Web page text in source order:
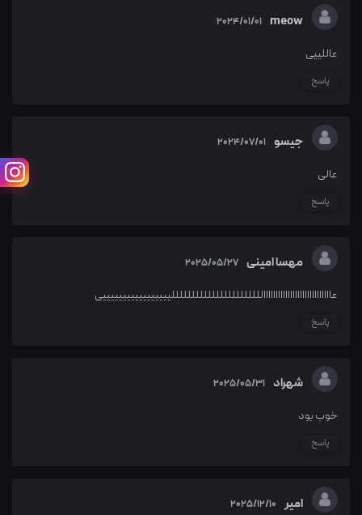
meow
2024/01/01
عاللییی
پاسخ
جیسو 2024/07/01
عالی
پاسخ
مهسا امینی 2025/05/27
عاااااااااااااااااااااااااااالللللللللللللللللللللللیییییییییییییییییی
پاسخ
شهراد 2025/05/31
خوب بود
پاسخ
امیر 2025/12/10